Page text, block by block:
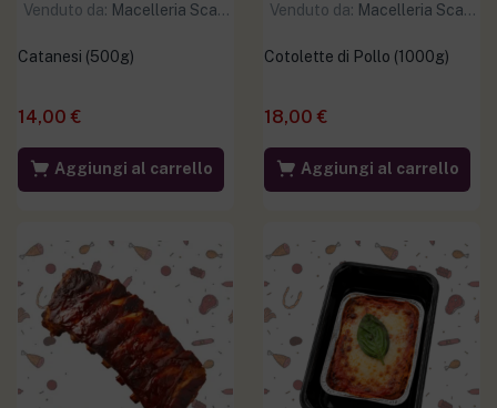
Venduto da: Macelleria Scaramuzzo
Catanesi (500g)
14,00 €
Aggiungi al carrello
Venduto da: Macelleria Scaramuzzo
Cotolette di Pollo (1000g)
18,00 €
Aggiungi al carrello